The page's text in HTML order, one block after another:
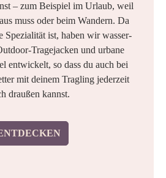
– zum Beispiel im Urlaub, weil
muss oder beim Wandern. Da
Spezialität ist, haben wir wasser-
Tragejacken und urbane
entwickelt, so dass du auch bei
mit deinem Tragling jederzeit
draußen kannst.